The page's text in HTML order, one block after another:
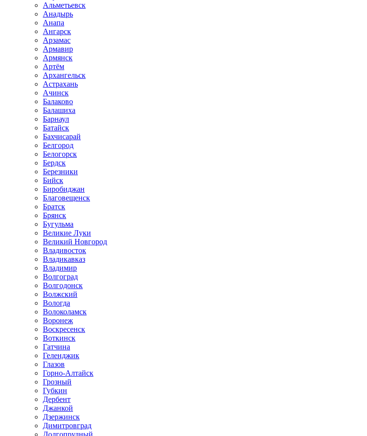
Альметьевск
Анадырь
Анапа
Ангарск
Арзамас
Армавир
Армянск
Артём
Архангельск
Астрахань
Ачинск
Балаково
Балашиха
Барнаул
Батайск
Бахчисарай
Белгород
Белогорск
Бердск
Березники
Бийск
Биробиджан
Благовещенск
Братск
Брянск
Бугульма
Великие Луки
Великий Новгород
Владивосток
Владикавказ
Владимир
Волгоград
Волгодонск
Волжский
Вологда
Волоколамск
Воронеж
Воскресенск
Воткинск
Гатчина
Геленджик
Глазов
Горно-Алтайск
Грозный
Губкин
Дербент
Джанкой
Дзержинск
Димитровград
Долгопрудный